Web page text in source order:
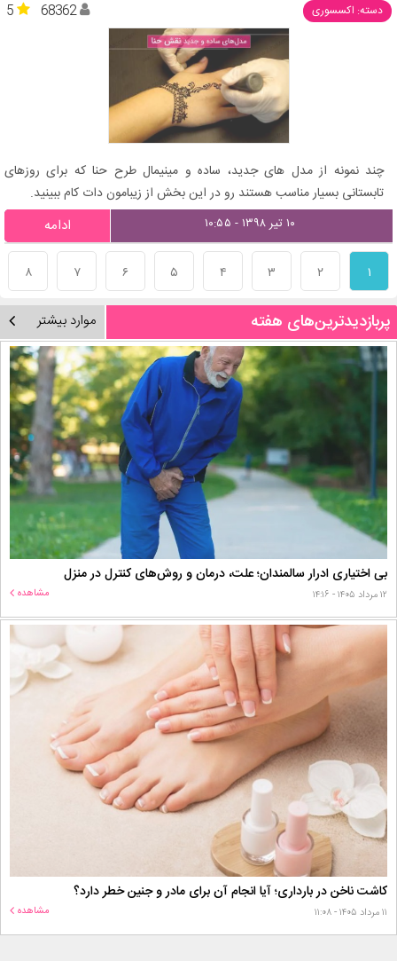
دسته: اکسسوری 5 68362
چند نمونه از مدل های جدید، ساده و مینیمال طرح حنا که برای روزهای
تابستانی بسیار مناسب هستند رو در این بخش از زیبامون دات کام ببینید.
۱۰ تیر ۱۳۹۸ - ۱۰:۵۵ ادامه
۱ ۲ ۳ ۴ ۵ ۶ ۷ ۸
پربازدیدترین‌های هفته موارد بیشتر
بی اختیاری ادرار سالمندان؛ علت، درمان و روش‌های کنترل در منزل
۱۲ مرداد ۱۴۰۵ - ۱۴:۱۶ مشاهده
کاشت ناخن در بارداری؛ آیا انجام آن برای مادر و جنین خطر دارد؟
۱۱ مرداد ۱۴۰۵ - ۱۱:۰۸ مشاهده